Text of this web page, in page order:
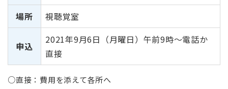
場所
視聴覚室
申込
2021年9月6日（月曜日）午前9時～電話か
直接
○直接：費用を添えて各所へ